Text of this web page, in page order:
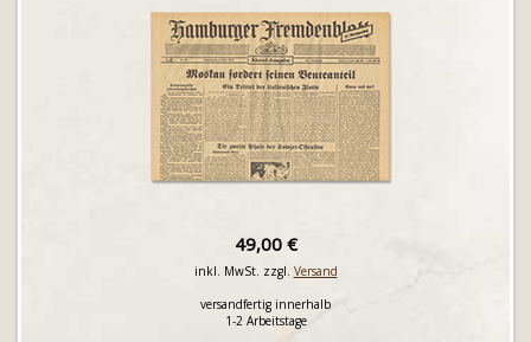
49,00 €
inkl. MwSt. zzgl. Versand
versandfertig innerhalb
1-2 Arbeitstage